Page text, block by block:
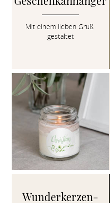
Mit einem lieben Gruß
gestaltet
Wunderkerzen-